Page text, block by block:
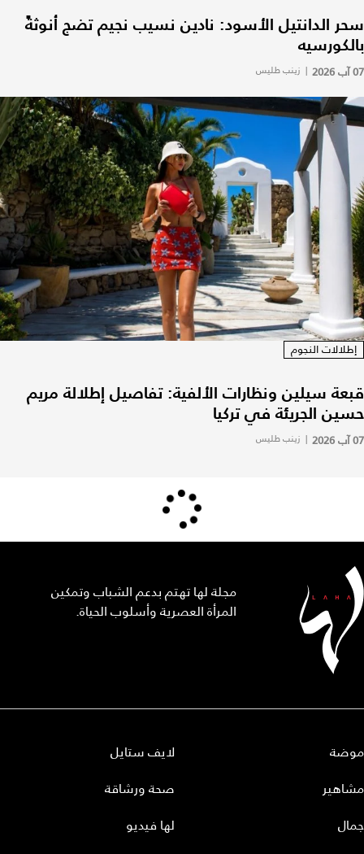
سحر الدانتيل الأسود: نادين نسيب نجيم تضج أنوثةً
بالكورسيه
07 آب 2026 | زينب طليس
إطلالات النجوم
قبعة سيلين ونظارات الألفية: تفاصيل إطلالة مريم
حسين الجريئة في تركيا
07 آب 2026 | زينب طليس
مجلة لها تهتم بدعم الشباب وتمكين
المرأة العصرية وأسلوب الحياة.
موضة
مشاهير
جمال
لايف ستايل
صحة ورشاقة
لها فيديو